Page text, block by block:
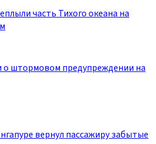
часть Тихого океана на
штормовом предупреждении на
вернул пассажиру забытые